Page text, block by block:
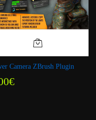
Camera ZBrush Plugin
€